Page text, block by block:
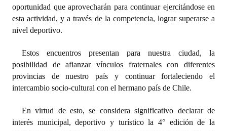
Datos Históricos
Premio al Mérito - Registro
Audiencias Públicas - Registro
Mujeres que Dejaron Huellas - Registro
Ciudadano Ilustre - Registro
oportunidad que aprovecharán para continuar ejercitándose en
esta actividad, y a través de la competencia, lograr superarse a
nivel deportivo.
Estos encuentros presentan para nuestra ciudad, la
posibilidad de afianzar vínculos fraternales con diferentes
provincias de nuestro país y continuar fortaleciendo el
intercambio socio-cultural con el hermano país de Chile.
En virtud de esto, se considera significativo declarar de
interés municipal, deportivo y turístico la 4° edición de la